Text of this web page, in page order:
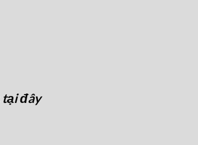
tại đây